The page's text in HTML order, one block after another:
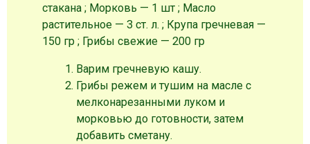
стакана ; Морковь — 1 шт ; Масло
растительное — 3 ст. л. ; Крупа гречневая —
150 гр ; Грибы свежие — 200 гр
Варим гречневую кашу.
Грибы режем и тушим на масле с
мелконарезанными луком и
морковью до готовности, затем
добавить сметану.